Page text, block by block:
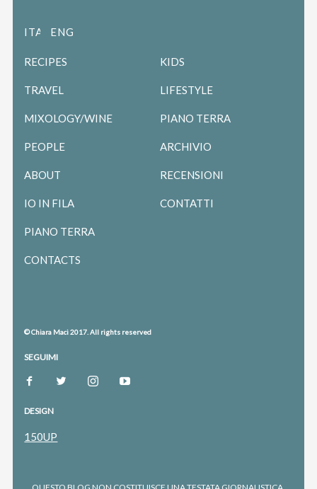
ITALIANOENGLISH
RECIPES
TRAVEL
MIXOLOGY/WINE
PEOPLE
ABOUT
IO IN FILA
PIANO TERRA
CONTACTS
KIDS
LIFESTYLE
PIANO TERRA
ARCHIVIO
RECENSIONI
CONTATTI
© Chiara Maci 2017. All rights reserved
SEGUIMI
DESIGN
150UP